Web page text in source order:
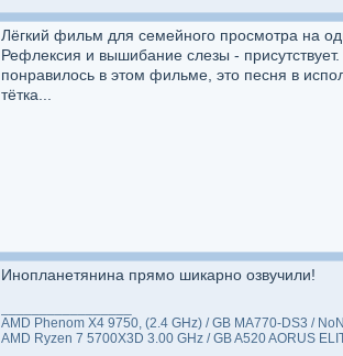
Лёгкий фильм для семейного просмотра на
Рефлексия и вышибание слезы -
понравилось в этом фильме, это песня в
тётка...
Инопланетянина прямо шикарно озвучили!
AMD Phenom X4 9750, (2.4 GHz) / GB MA770-DS3 /
AMD Ryzen 7 5700X3D 3.00 GHz / GB A520 AORUS